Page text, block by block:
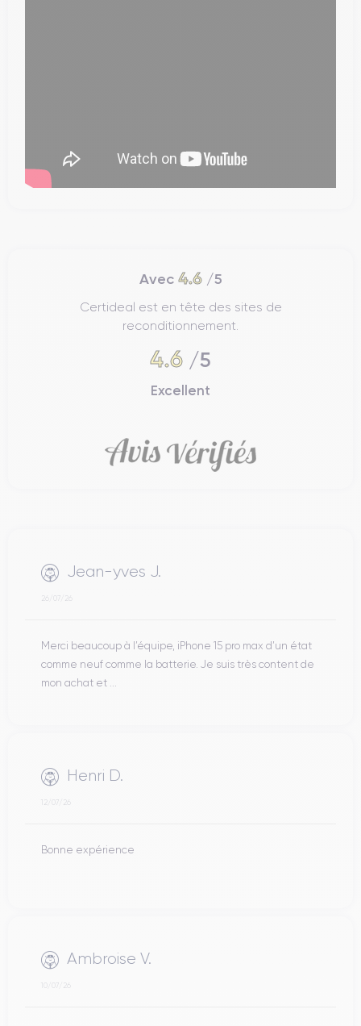
Avec 4.6/5
Certideal est en tête des sites de
reconditionnement.
4.6 /5
Excellent
Jean-yves J.
26/07/26
Merci beaucoup à l’équipe, iPhone 15 pro max d’un état
comme neuf comme la batterie. Je suis très content de
mon achat et ...
Henri D.
12/07/26
Bonne expérience
Ambroise V.
10/07/26